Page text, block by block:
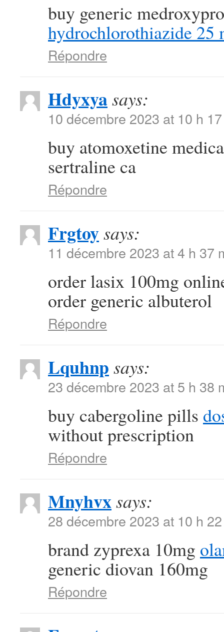
buy generic
hydrochlorothiazide 25
Répondre
Hdyxyasays:
10 décembre 2023 at 10 h
buy atomoxetine
sertraline ca
Répondre
Frgtoysays:
11 décembre 2023 at 4 h 37
order lasix 100mg
order generic albuterol
Répondre
Lquhnp says:
23 décembre 2023 at 5 h 38
buy cabergoline pills
without prescription
Répondre
Mnyhvxsays:
28 décembre 2023 at 10 h
brand zyprexa 10mg
generic diovan 160mg
Répondre